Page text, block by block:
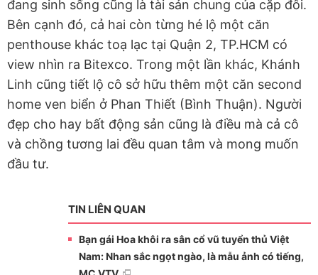
đang sinh sống cũng là tài sản chung của cặp đôi.
Bên cạnh đó, cả hai còn từng hé lộ một căn
penthouse khác toạ lạc tại Quận 2, TP.HCM có
view nhìn ra Bitexco. Trong một lần khác, Khánh
Linh cũng tiết lộ cô sở hữu thêm một căn second
home ven biển ở Phan Thiết (Bình Thuận). Người
đẹp cho hay bất động sản cũng là điều mà cả cô
và chồng tương lai đều quan tâm và mong muốn
đầu tư.
TIN LIÊN QUAN
Bạn gái Hoa khôi ra sân cổ vũ tuyển thủ Việt
Nam: Nhan sắc ngọt ngào, là mẫu ảnh có tiếng,